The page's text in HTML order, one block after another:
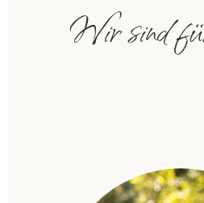
Wir sind